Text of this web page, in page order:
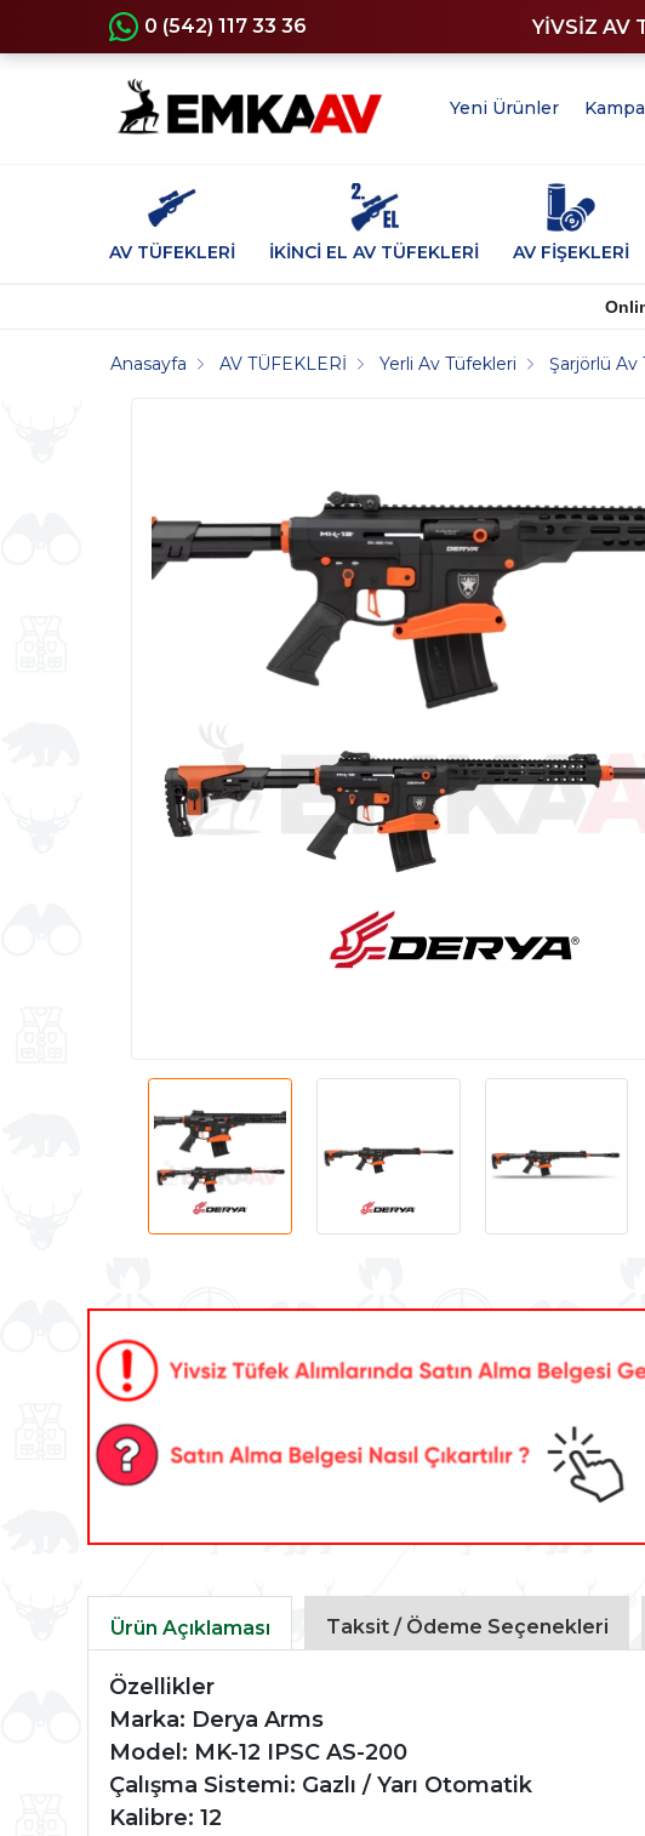
0 (542) 117 33 36 YİVSİZ AV
Yeni Ürünler
AV TÜFEKLERİ İKİNCİ EL AV TÜFEKLERİ AV FİŞEKLERİ
Anasayfa AV TÜFEKLERİ Yerli Av Tüfekleri Şarjörlü Av
Ürün Açıklaması Taksit / Ödeme Seçenekleri
Özellikler
Marka: Derya Arms
Model: MK-12 IPSC AS-200
Çalışma Sistemi: Gazlı / Yarı Otomatik
Kalibre: 12